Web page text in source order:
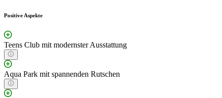
Positive Aspekte
Teens Club mit modernster Ausstattung
Aqua Park mit spannenden Rutschen